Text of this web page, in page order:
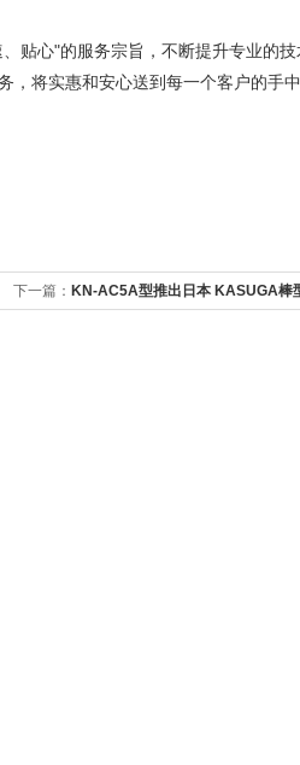
贴心"的服务宗旨，不断提升专业的
将实惠和安心送到每一个客户的手中
下一篇： KN-AC5A型推出日本 KASUGA棒